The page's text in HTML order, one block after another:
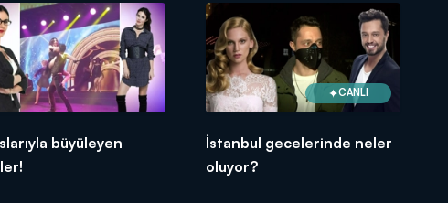
büyüleyen
CANLI
İstanbul gecelerinde neler
oluyor?